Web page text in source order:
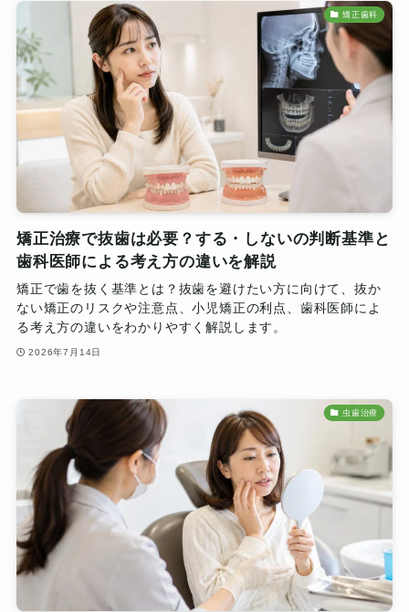
矯正歯科
矯正治療で抜歯は必要？する・しないの判断基準と
歯科医師による考え方の違いを解説
矯正で歯を抜く基準とは？抜歯を避けたい方に向けて、抜か
ない矯正のリスクや注意点、小児矯正の利点、歯科医師によ
る考え方の違いをわかりやすく解説します。
2026年7月14日
虫歯治療